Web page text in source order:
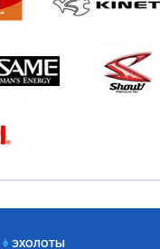
ЭХОЛОТЫ